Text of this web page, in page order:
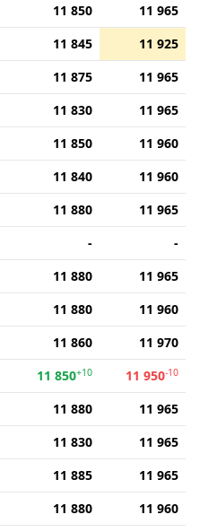
11 850
11 965
11 845
11 925
11 875
11 965
11 830
11 965
11 850
11 960
11 840
11 960
11 880
11 965
-
-
11 880
11 965
11 880
11 960
11 860
11 970
11 850+10 11 950-10
11 880
11 965
11 830
11 965
11 885
11 965
11 880
11 960